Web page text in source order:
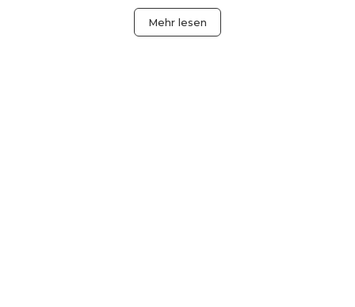
Mehr lesen